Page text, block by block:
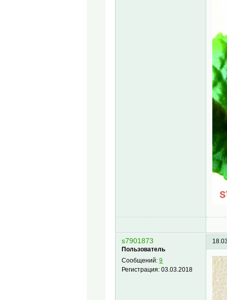
s7901873
Пользователь
Сообщений:9
Регистрация:03.03.2018